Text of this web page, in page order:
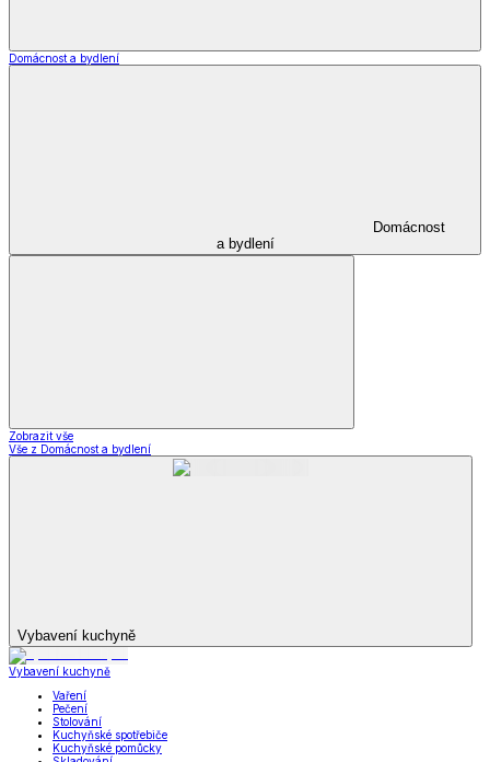
Domácnost a bydlení
Domácnost
a bydlení
Zobrazit vše
Vše z Domácnost a bydlení
Vybavení kuchyně
Vybavení kuchyně
Vaření
Pečení
Stolování
Kuchyňské spotřebiče
Kuchyňské pomůcky